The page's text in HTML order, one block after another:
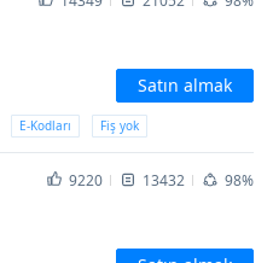
Satın almak
E-Kodları Fiş yok
9220 13432
98%